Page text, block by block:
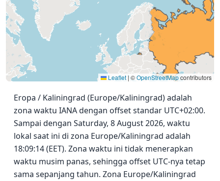
Leaflet | ©OpenStreetMapcontributors
Eropa / Kaliningrad (Europe/Kaliningrad) adalah
zona waktu IANA dengan offset standar UTC+02:00.
Sampai dengan Saturday, 8 August 2026, waktu
lokal saat ini di zona Europe/Kaliningrad adalah
18:09:14 (EET). Zona waktu ini tidak menerapkan
waktu musim panas, sehingga offset UTC-nya tetap
sama sepanjang tahun. Zona Europe/Kaliningrad